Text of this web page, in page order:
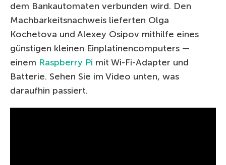
dem Bankautomaten verbunden wird. Den
Machbarkeitsnachweis lieferten Olga
Kochetova und Alexey Osipov mithilfe eines
günstigen kleinen Einplatinencomputers —
einem Raspberry Pi mit Wi-Fi-Adapter und
Batterie. Sehen Sie im Video unten, was
daraufhin passiert.